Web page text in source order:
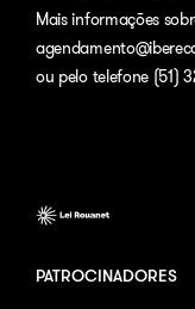
Mais informações
ou pelo telefone (51)
PATROCINADORES